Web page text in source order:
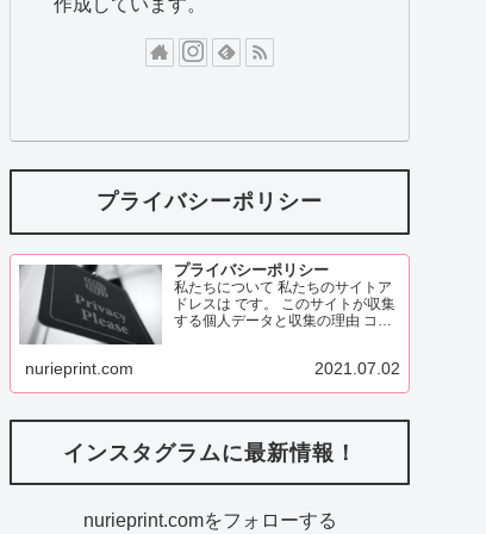
作成しています。
プライバシーポリシー
プライバシーポリシー
私たちについて 私たちのサイトア
ドレスは です。 このサイトが収集
する個人データと収集の理由 コメ
表示されているデータ、
nurieprint.com 2021.07.02
インスタグラムに最新情報！
nurieprint.comをフォローする